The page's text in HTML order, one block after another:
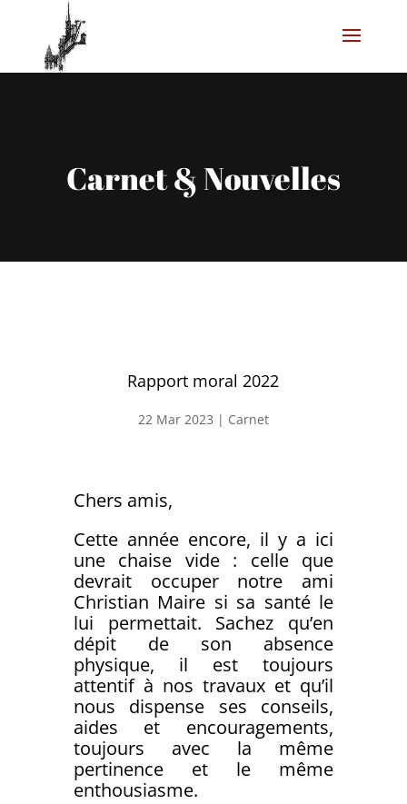
Carnet & Nouvelles
Rapport moral 2022
22 Mar 2023 | Carnet
Chers amis,
Cette année encore, il y a ici
une chaise vide : celle que
devrait occuper notre ami
Christian Maire si sa santé le
lui permettait. Sachez qu’en
dépit de son absence
physique, il est toujours
attentif à nos travaux et qu’il
nous dispense ses conseils,
aides et encouragements,
toujours avec la même
pertinence et le même
enthousiasme.